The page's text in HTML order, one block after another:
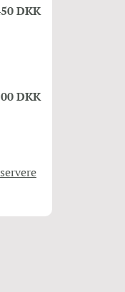
DKK
DKK